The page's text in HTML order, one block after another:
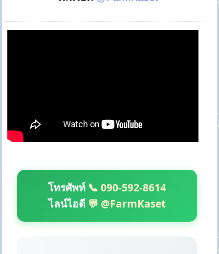
โทรศัพท์ 📞 090-592-8614
ไลน์ไอดี 💬 @FarmKaset